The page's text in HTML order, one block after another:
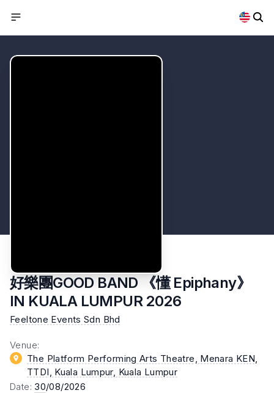
好樂團GOOD BAND 《懂 Epiphany》
IN KUALA LUMPUR 2026
Feeltone Events Sdn Bhd
Venue:
The Platform Performing Arts Theatre, Menara KEN,
TTDI, Kuala Lumpur, Kuala Lumpur
Date: 30/08/2026